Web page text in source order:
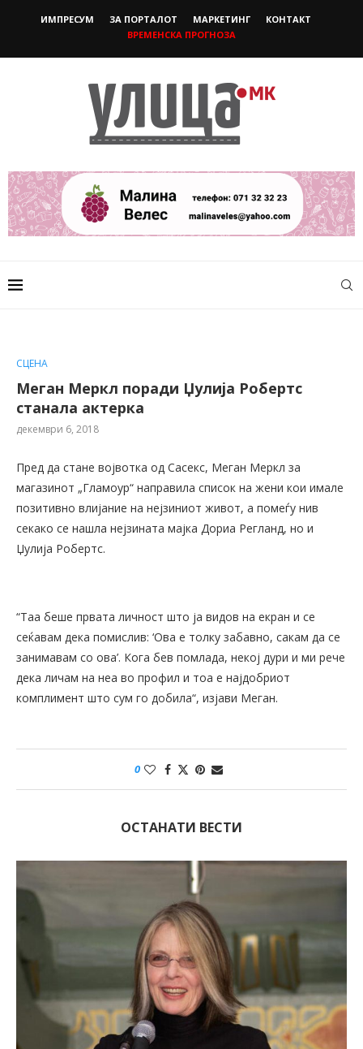
ИМПРЕСУМ ЗА ПОРТАЛОТ МАРКЕТИНГ
КОНТАКТ
ВРЕМЕНСКА ПРОГНОЗА
СЦЕНА
Меган Меркл поради Џулија Робертс
станала актерка
декември 6, 2018
Пред да стане војвотка од Сасекс, Меган Меркл за
магазинот „Гламоур“ направила список на жени кои имале
позитивно влијание на нејзиниот живот, а помеѓу нив
секако се нашла нејзината мајка Дориа Регланд, но и
Џулија Робертс.
“Таа беше првата личност што ја видов на екран и се
сеќавам дека помислив: ‘Ова е толку забавно, сакам да се
занимавам со ова’. Кога бев помлада, некој дури и ми рече
дека личам на неа во профил и тоа е најдобриот
комплимент што сум го добила“, изјави Меган.
0
ОСТАНАТИ ВЕСТИ